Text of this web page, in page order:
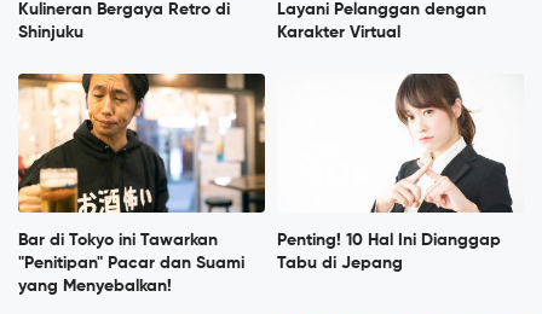
Kulineran Bergaya Retro di
Shinjuku
Layani Pelanggan dengan
Karakter Virtual
Bar di Tokyo ini Tawarkan
"Penitipan" Pacar dan Suami
yang Menyebalkan!
Penting! 10 Hal Ini Dianggap
Tabu di Jepang